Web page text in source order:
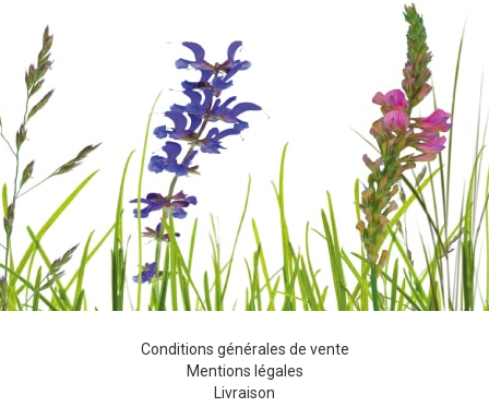
Conditions générales de vente
Mentions légales
Livraison